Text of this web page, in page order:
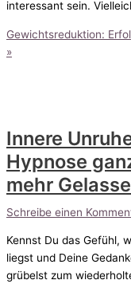
interessant sein.
Gewichtsreduktion:
»
Innere
Hypnose
mehr
Schreibe einen
Kennst Du das Gefühl,
liegst und Deine
grübelst zum